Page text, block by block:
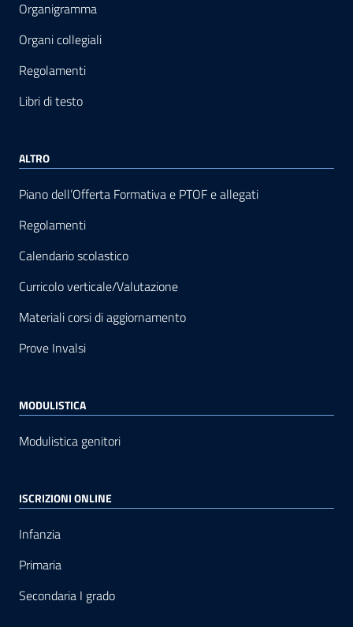
Organigramma
Organi collegiali
Regolamenti
Libri di testo
ALTRO
Piano dell’Offerta Formativa e PTOF e allegati
Regolamenti
Calendario scolastico
Curricolo verticale/Valutazione
Materiali corsi di aggiornamento
Prove Invalsi
MODULISTICA
Modulistica genitori
ISCRIZIONI ONLINE
Infanzia
Primaria
Secondaria I grado